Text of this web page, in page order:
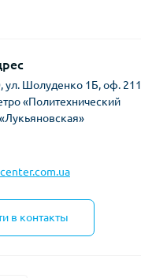
ул. Шолуденко 1Б, оф. 211
«Политехнический
в контакты